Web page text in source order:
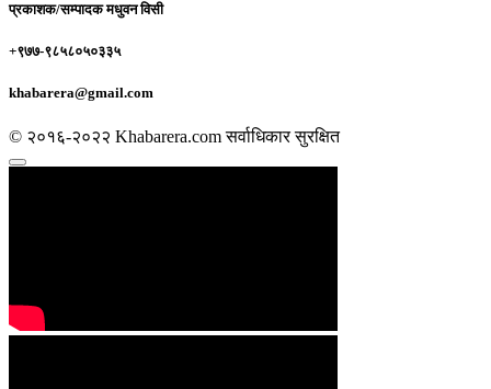
प्रकाशक/सम्पादकमधुवन विसी
+९७७-९८५८०५०३३५
khabarera@gmail.com
© २०१६-२०२२ Khabarera.com सर्वाधिकार सुरक्षित